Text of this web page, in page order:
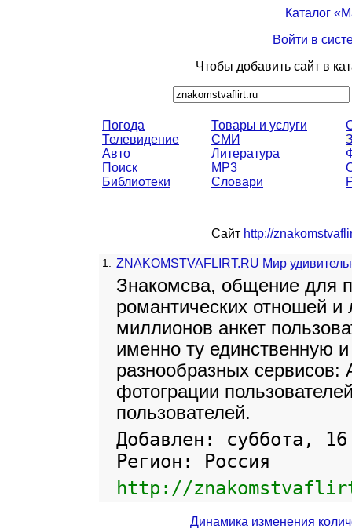
Каталог
Войти в
Чтобы добавить сайт в
Погода
Телевидение
Авто
Поиск
Библиотеки
Товары и услуги
СМИ
Литература
MP3
Словари
Сайт http://
1. ZNAKOMSTVAFLIRT.RU Мир
Знакомсва, общение для
романтических отношей
миллионов анкет
именно ту единственную
разнообразных
фотограции
пользователей.
Добавлен: суббота,
Регион: Россия
http://
Динамика изменения